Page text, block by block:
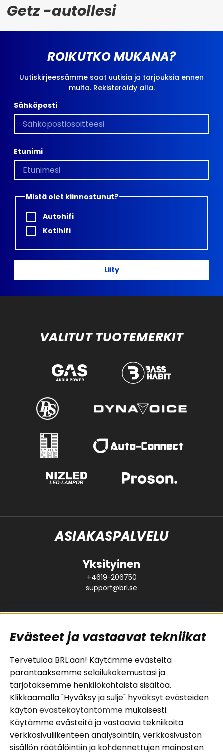
Getz -autollesi
ROIKUTKO MUKANA?
Uutiskirjeessämme saat uutisia ja tarjouksia ennen
muita. Rekisteröidy alla.
Sähköposti
Etunimi
Mistä olet kiinnostunut?
Autohifi
Kotihifi
Liity
VALITUT TUOTEMERKIT
ASIAKASPALVELU
Yksityinen
+4619-206750
support@brl.se
Suositut sivut
Pakettiratkaisut
Autostereot
Kaiuttimet
Päätevahvistimet
Lisätarvikkeet
Kaapelit
Asiakaspalvelu
Evästeet
Huolto- ja
takuutiedot
Ostoehdot
Palautus
Tietosuojapolitiikka
Evästeet ja vastaavat tekniikat
Tervetuloa BRL:ään! Käytämme evästeitä
parantaaksemme selailukokemustasi ja
tarjotaksemme henkilökohtaista sisältöä.
Klikkaamalla "Hyväksy ja sulje" hyväksyt evästeiden
käytönevästekäytäntömme mukaisesti.
Käytämme evästeitä ja vastaavia tekniikoita
verkkosivuliikenteen analysointiin, verkkosivuston
sisällön räätälöintiin ja kohdennettujen mainosten